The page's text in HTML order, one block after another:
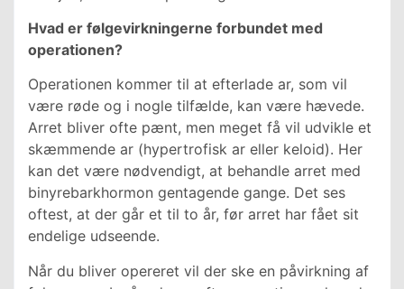
Hvad er følgevirkningerne forbundet med
operationen?
Operationen kommer til at efterlade ar, som vil
være røde og i nogle tilfælde, kan være hævede.
Arret bliver ofte pænt, men meget få vil udvikle et
skæmmende ar (hypertrofisk ar eller keloid). Her
kan det være nødvendigt, at behandle arret med
binyrebarkhormon gentagende gange. Det ses
oftest, at der går et til to år, før arret har fået sit
endelige udseende.
Når du bliver opereret vil der ske en påvirkning af